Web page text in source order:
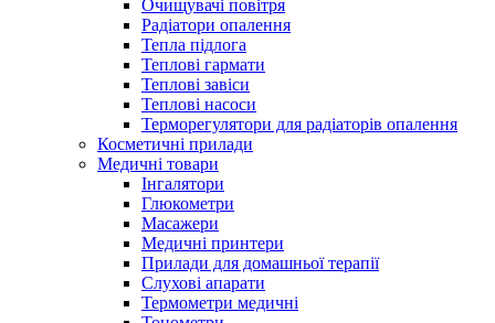
Очищувачі повітря
Радіатори опалення
Тепла підлога
Теплові гармати
Теплові завіси
Теплові насоси
Терморегулятори для радіаторів опалення
Косметичні прилади
Медичні товари
Інгалятори
Глюкометри
Масажери
Медичні принтери
Прилади для домашньої терапії
Слухові апарати
Термометри медичні